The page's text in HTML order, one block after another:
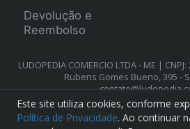
Devolução e
Reembolso
LUDOPEDIA COMERCIO LTDA - ME |
Rubens Gomes Bueno, 395 -
Este site utiliza cookies, conforme
Política de Privacidade. Ao continuar